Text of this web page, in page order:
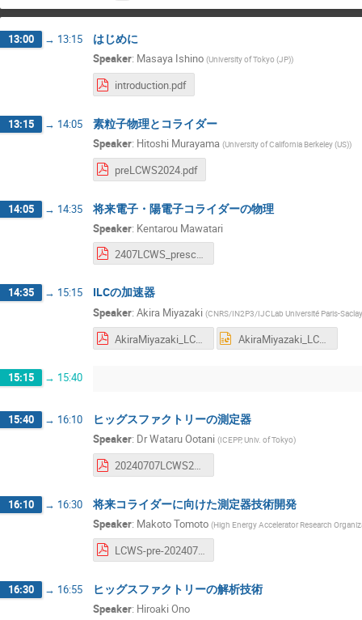
13:00 → 13:15 はじめに
Speaker: Masaya Ishino (University of Tokyo (JP))
introduction.pdf
13:15 → 14:05 素粒子物理とコライダー
Speaker: Hitoshi Murayama (University of California Berkeley (US))
preLCWS2024.pdf
14:05 → 14:35 将来電子・陽電子コライダーの物理
Speaker: Kentarou Mawatari
2407LCWS_preschool_mawatari.pdf
14:35 → 15:15 ILCの加速器
Speaker: Akira Miyazaki (CNRS/IN2P3/IJCLab Université Paris-
AkiraMiyazaki_LCWS2024_lecture_ver2.pdf AkiraMiyazaki_LCWS2024_lecture_ver2.pptx
15:15 → 15:40
15:40 → 16:10 ヒッグスファクトリーの測定器
Speaker: DrWataru Ootani (ICEPP, Univ. of Tokyo)
20240707LCWS204Pre-school_compressed2.pdf
16:10 → 16:30 将来コライダーに向けた測定器技術開発
Speaker: Makoto Tomoto (High Energy Accelerator Research
LCWS-pre-20240707.pdf
16:30 → 16:55 ヒッグスファクトリーの解析技術
Speaker: Hiroaki Ono